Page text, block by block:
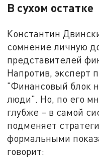
В сухом остатке
Константин
сомнение личную
представителей
Напротив, эксперт
"Финансовый блок
люди". Но, по его
глубже – в самой
подменяет
формальными
говорит: